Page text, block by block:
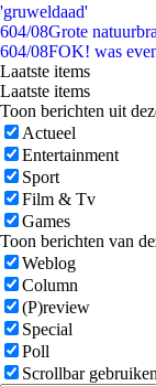
'gruweldaad'
604/08Grote
604/08FOK! was
Laatste items
Laatste items
Toon berichten uit
Actueel
Entertainment
Sport
Film & Tv
Games
Toon berichten van
Weblog
Column
(P)review
Special
Poll
Scrollbar gebruiken